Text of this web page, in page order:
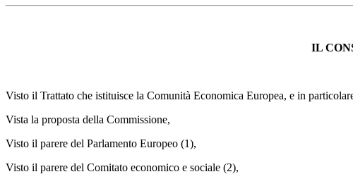
IL
Visto il Trattato che istituisce la Comunità Economica Europea, e in
Vista la proposta della Commissione,
Visto il parere del Parlamento Europeo (1),
Visto il parere del Comitato economico e sociale (2),